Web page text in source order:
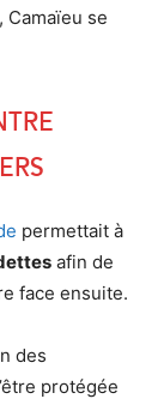
se
permettait à
afin de
face ensuite.
des
protégée